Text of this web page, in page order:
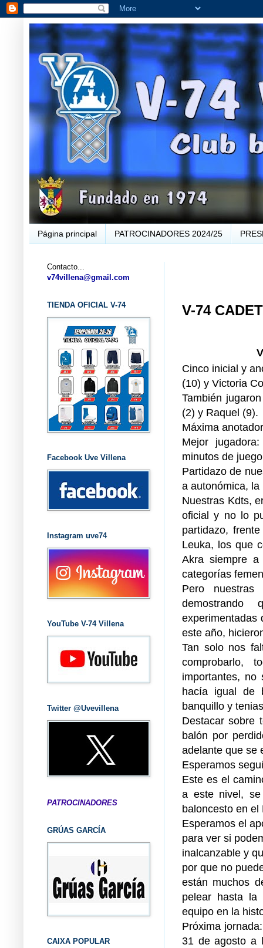
Página principal PATROCINADORES 2024/25
V-74
Cinco inicial y
(10) y Victoria
También
(2) y Raquel (9).
Máxima
Mejor
minutos de
Partidazo de
a autonómica,
Nuestras Kdts,
oficial y no lo
partidazo,
Leuka, los que
Akra siempre
categorías
Pero
experimentadas
este año,
Tan solo nos
comprobarlo,
importantes,
hacía igual de
banquillo y
Destacar sobre
balón por
adelante que se
Esperamos
Este es el
a este nivel, se
baloncesto en
Esperamos el
para ver si
inalcanzable y
por que no
están muchos
pelear hasta la
equipo en la
Próxima
31 de agosto a
Contacto...
v74villena@gmail.com
TIENDA OFICIAL V-74
Facebook Uve Villena
Instagram uve74
YouTube V-74 Villena
Twitter @Uvevillena
PATROCINADORES
GRÚAS GARCÍA
CAIXA POPULAR